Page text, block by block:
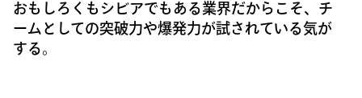
おもしろくもシビアでもある業界だからこそ、チ
ームとしての突破力や爆発力が試されている気が
する。